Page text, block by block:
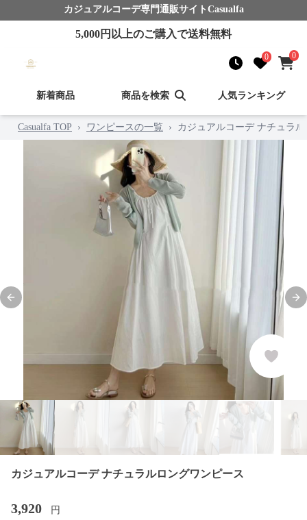
カジュアルコーデ専門通販サイト Casualfa
5,000円以上のご購入で送料無料
0 0
新着商品 商品を検索 人気ランキング
Casualfa TOP › ワンピースの一覧 › カジュアルコーデ ナチュラ
Previous slide
カジュアルコーデ ナチュラルロングワンピース
3,920 円